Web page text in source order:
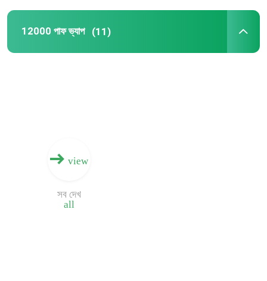
8000 পাফ ভ্যাপ
4000 পাফ ভ্যাপ
2000 পাফ ভ্যাপ
12000 পাফ ভ্যাপ (11)
view
all
সব দেখ